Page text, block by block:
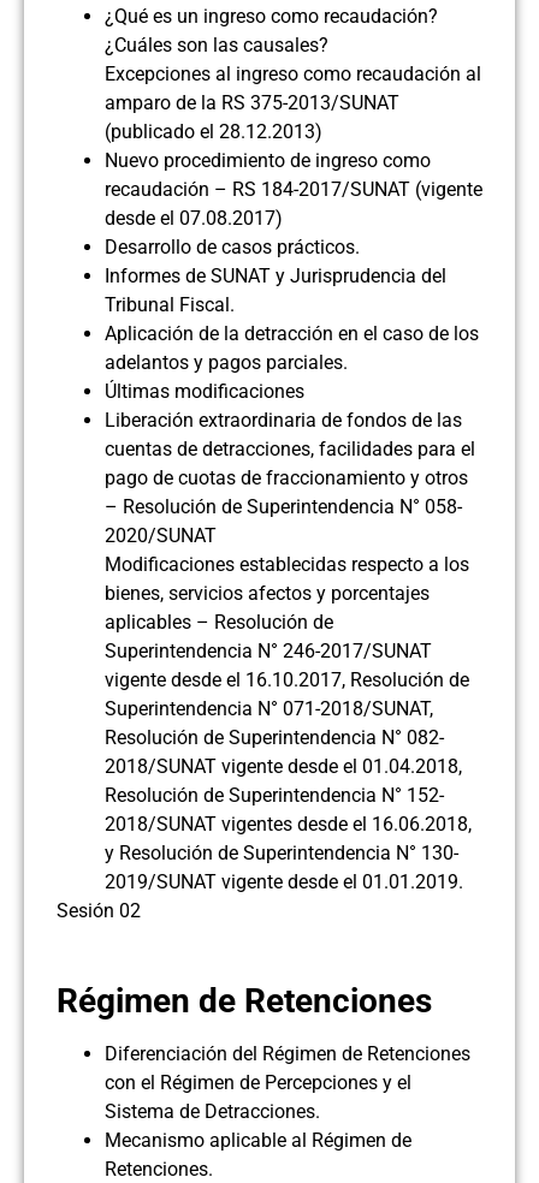
¿Qué es un ingreso como recaudación?
¿Cuáles son las causales?
Excepciones al ingreso como recaudación al
amparo de la RS 375-2013/SUNAT
(publicado el 28.12.2013)
Nuevo procedimiento de ingreso como
recaudación – RS 184-2017/SUNAT (vigente
desde el 07.08.2017)
Desarrollo de casos prácticos.
Informes de SUNAT y Jurisprudencia del
Tribunal Fiscal.
Aplicación de la detracción en el caso de los
adelantos y pagos parciales.
Últimas modificaciones
Liberación extraordinaria de fondos de las
cuentas de detracciones, facilidades para el
pago de cuotas de fraccionamiento y otros
– Resolución de Superintendencia N° 058-
2020/SUNAT
Modificaciones establecidas respecto a los
bienes, servicios afectos y porcentajes
aplicables – Resolución de
Superintendencia N° 246-2017/SUNAT
vigente desde el 16.10.2017, Resolución de
Superintendencia N° 071-2018/SUNAT,
Resolución de Superintendencia N° 082-
2018/SUNAT vigente desde el 01.04.2018,
Resolución de Superintendencia N° 152-
2018/SUNAT vigentes desde el 16.06.2018,
y Resolución de Superintendencia N° 130-
2019/SUNAT vigente desde el 01.01.2019.
Sesión 02
Régimen de Retenciones
Diferenciación del Régimen de Retenciones
con el Régimen de Percepciones y el
Sistema de Detracciones.
Mecanismo aplicable al Régimen de
Retenciones.